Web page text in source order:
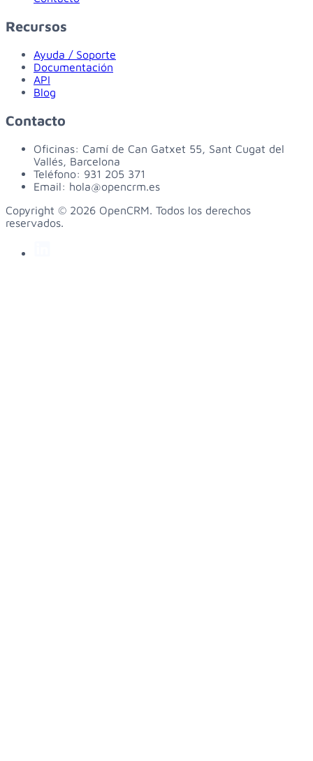
Recursos
Ayuda / Soporte
Documentación
API
Blog
Contacto
Oficinas: Camí de Can Gatxet 55, Sant Cugat del
Vallés, Barcelona
Teléfono: 931 205 371
Email: hola@opencrm.es
Copyright © 2026 OpenCRM. Todos los derechos
reservados.